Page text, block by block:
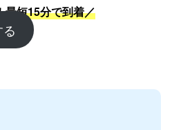
最短15分で到着／